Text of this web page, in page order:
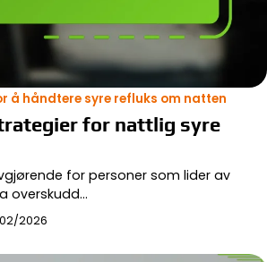
å håndtere syre refluks om natten
for nattlig syre
for personer som lider av
overskudd…
2026